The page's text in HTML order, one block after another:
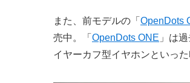
また、前モデルの「 OpenDots
売中。「 OpenDots ONE 」は
イヤーカフ型イヤホンといっ